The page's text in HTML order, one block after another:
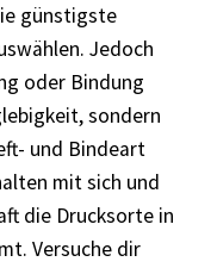
günstigste
Jedoch
oder Bindung
sondern
und Bindeart
mit sich und
die Drucksorte in
Versuche dir